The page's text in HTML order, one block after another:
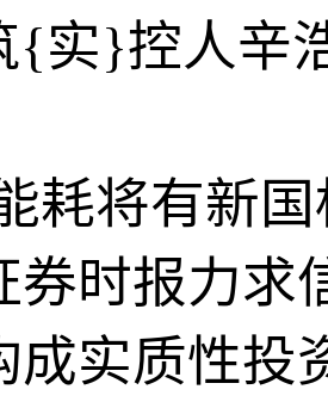
实}控人辛
耗将有新
券时报力求
成实质性投